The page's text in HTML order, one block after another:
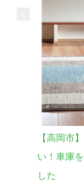
【高岡市
い！車庫
した